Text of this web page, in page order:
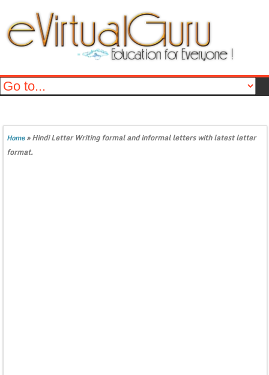
Home»Hindi Letter Writing formal and informal letters with latest letter
format.